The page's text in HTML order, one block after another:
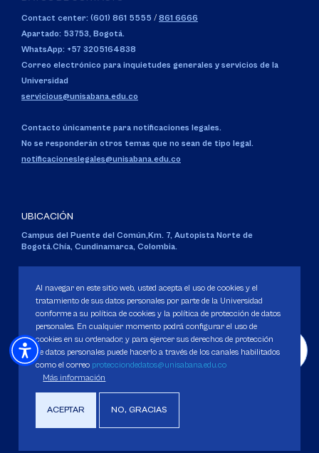
Contact center: (601) 861 5555 / 861 6666
Apartado: 53753, Bogotá.
WhatsApp: +57 3205164838
Correo electrónico para inquietudes generales y servicios de la
Universidad
servicious@unisabana.edu.co
Contacto únicamente para notificaciones legales.
No se responderán otros temas que no sean de tipo legal.
notificacioneslegales@unisabana.edu.co
UBICACIÓN
Campus del Puente del Común,Km. 7, Autopista Norte de
Bogotá.Chía, Cundinamarca, Colombia.
Personería Jurídica:Resolución 130 del 14 de enero de 1980.
Ministerio de Educación Nacional.
Política de Protección de datos
Derechos Pecuniarios
Al navegar en este sitio web, usted acepta el uso de cookies y el
tratamiento de sus datos personales por parte de la Universidad
conforme a su política de cookies y la política de protección de datos
personales. En cualquier momento podrá configurar el uso de
cookies en su ordenador, y para ejercer sus derechos de protección
de datos personales puede hacerlo a través de los canales habilitados
como el correo protecciondedatos@unisabana.edu.co
Más información
ACEPTAR NO, GRACIAS